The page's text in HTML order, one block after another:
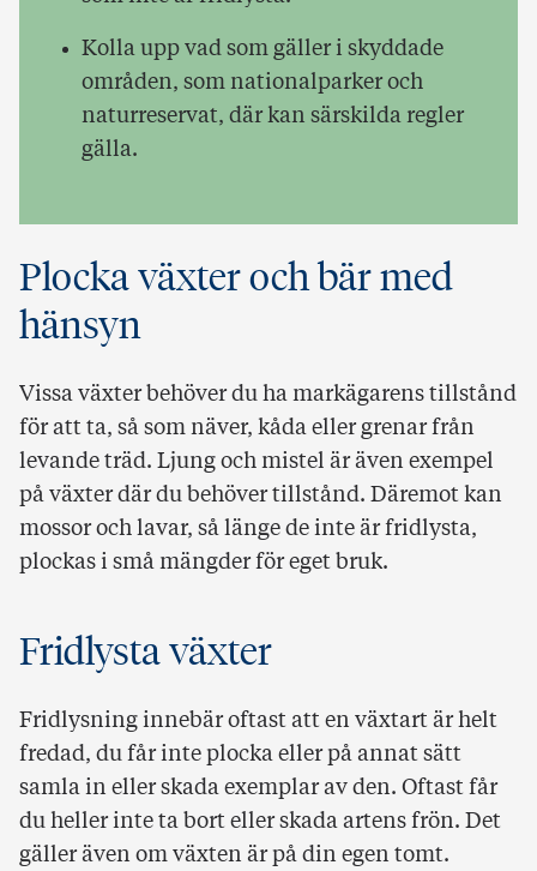
Kolla upp vad som gäller i skyddade
områden, som nationalparker och
naturreservat, där kan särskilda regler
gälla.
Plocka växter och bär med
hänsyn
Vissa växter behöver du ha markägarens tillstånd
för att ta, så som näver, kåda eller grenar från
levande träd. Ljung och mistel är även exempel
på växter där du behöver tillstånd. Däremot kan
mossor och lavar, så länge de inte är fridlysta,
plockas i små mängder för eget bruk.
Fridlysta växter
Fridlysning innebär oftast att en växtart är helt
fredad, du får inte plocka eller på annat sätt
samla in eller skada exemplar av den. Oftast får
du heller inte ta bort eller skada artens frön. Det
gäller även om växten är på din egen tomt.